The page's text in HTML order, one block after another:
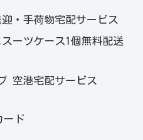
・手荷物宅配サービス
ーツケース1個無料配送
空港宅配サービス
ド